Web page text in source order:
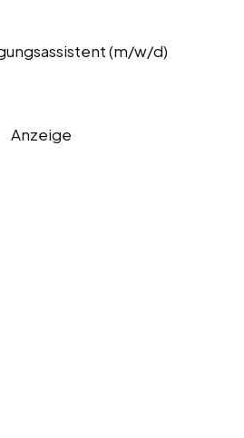
(m/w/d)
Anzeige